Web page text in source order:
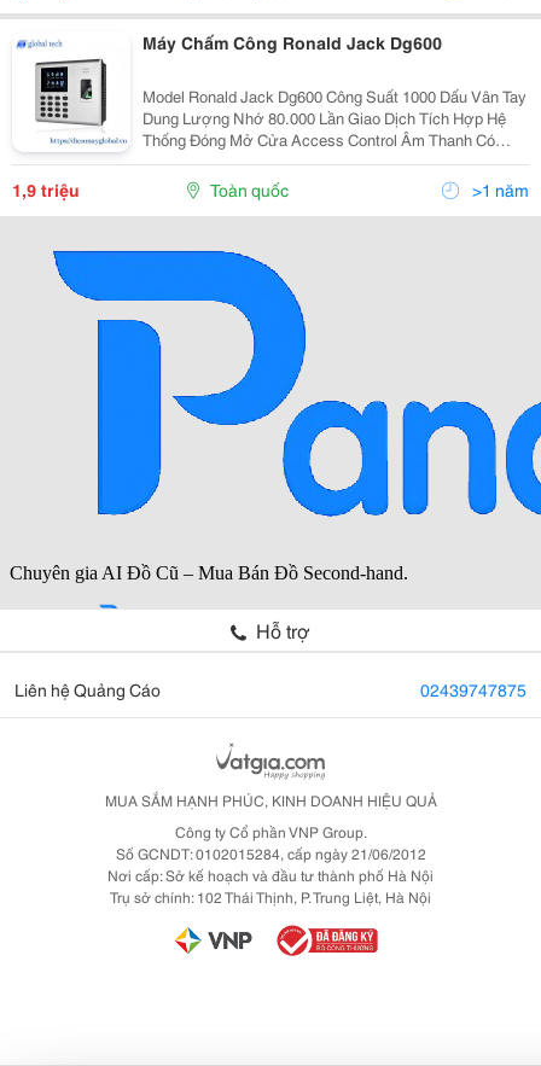
Máy Chấm Công Ronald Jack Dg600
Model Ronald Jack Dg600 Công Suất 1000 Dấu Vân Tay
Dung Lượng Nhớ 80.000 Lần Giao Dịch Tích Hợp Hệ
Thống Đóng Mở Cửa Access Control Âm Thanh Có
Password Có Hẹn Giờ Tắt Mở Máy Có Màn Hình 2.8″ Tft
1,9 triệu Toàn quốc >1 năm
Hỗ trợ
Liên hệ Quảng Cáo 02439747875
MUA SẮM HẠNH PHÚC, KINH DOANH HIỆU QUẢ
Công ty Cổ phần VNP Group.
Số GCNDT: 0102015284, cấp ngày 21/06/2012
Nơi cấp: Sở kế hoạch và đầu tư thành phố Hà Nội
Trụ sở chính: 102 Thái Thịnh, P. Trung Liệt, Hà Nội